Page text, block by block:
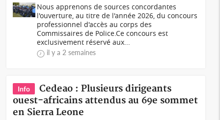
Nous apprenons de sources concordantes
l'ouverture, au titre de l'année 2026, du concours
professionnel d'accès au corps des
Commissaires de Police.Ce concours est
exclusivement réservé aux...
il y a 2 semaines
Info
Cedeao : Plusieurs dirigeants
ouest-africains attendus au 69e sommet
en Sierra Leone